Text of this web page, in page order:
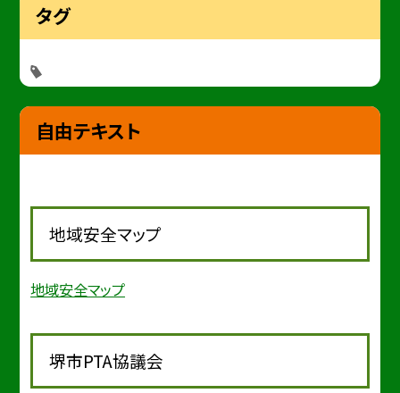
タグ
自由テキスト
地域安全マップ
地域安全マップ
堺市PTA協議会